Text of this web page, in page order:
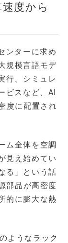
度から
ンターに求め
規模言語モデ
行、シミュレ
ビスなど、AI
度に配置され
ム全体を空調
見え始めてい
る」という話
部品が高密度
的に膨大な熱
ようなラック